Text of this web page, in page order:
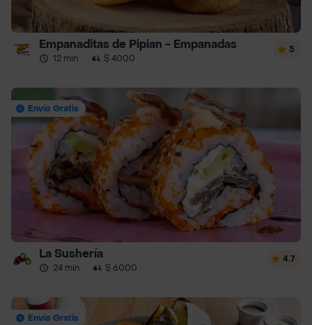
Empanaditas de Pipian - Empanadas
12 min · $ 4000
5
Envío Gratis
La Sushería
24 min · $ 6000
4.7
Envío Gratis